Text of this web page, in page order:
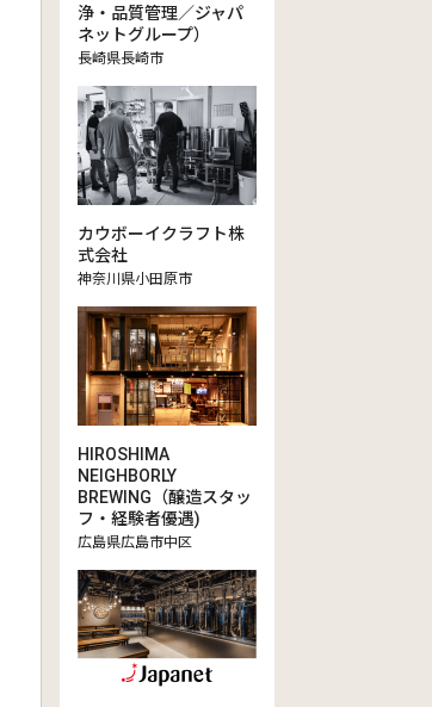
浄・品質管理／ジャパ
ネットグループ）
長崎県長崎市
カウボーイクラフト株
式会社
神奈川県小田原市
HIROSHIMA
NEIGHBORLY
BREWING（醸造スタッ
フ・経験者優遇)
広島県広島市中区